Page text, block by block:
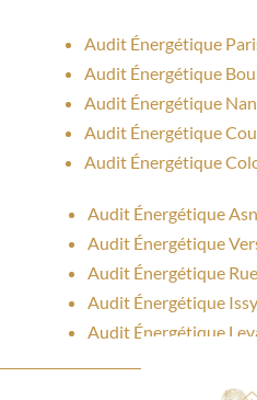
Audit Énergétique
Audit Énergétique
Audit Énergétique
Audit Énergétique
Audit Énergétique
Audit Énergétique
Audit Énergétique
Audit Énergétique
Audit Énergétique
Audit Énergétique